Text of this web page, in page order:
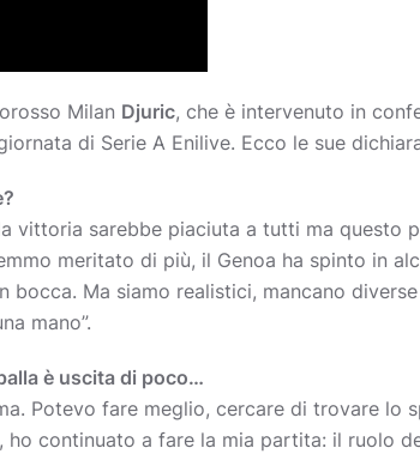
Milan Djuric, che è intervenuto in
di Serie A Enilive. Ecco le sue
vittoria sarebbe piaciuta a tutti ma questo
meritato di più, il Genoa ha spinto in
bocca. Ma siamo realistici, mancano
mano”.
è uscita di poco…
Potevo fare meglio, cercare di trovare lo
continuato a fare la mia partita: il ruolo